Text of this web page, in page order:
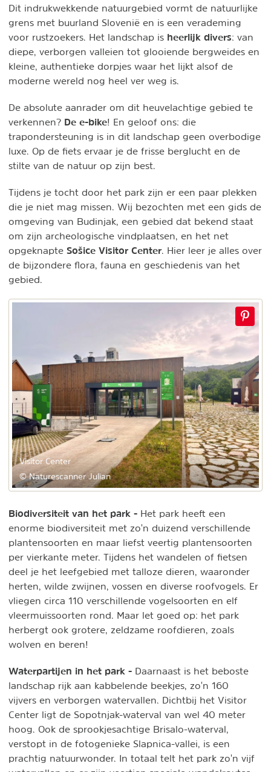
Dit indrukwekkende natuurgebied vormt de natuurlijke
grens met buurland Slovenië en is een verademing
voor rustzoekers. Het landschap is heerlijk divers: van
diepe, verborgen valleien tot glooiende bergweides en
kleine, authentieke dorpjes waar het lijkt alsof de
moderne wereld nog heel ver weg is.
De absolute aanrader om dit heuvelachtige gebied te
verkennen? De e-bike! En geloof ons: die
trapondersteuning is in dit landschap geen overbodige
luxe. Op de fiets ervaar je de frisse berglucht en de
stilte van de natuur op zijn best.
Tijdens je tocht door het park zijn er een paar plekken
die je niet mag missen. Wij bezochten met een gids de
omgeving van Budinjak, een gebied dat bekend staat
om zijn archeologische vindplaatsen, en het net
opgeknapte Sošice Visitor Center. Hier leer je alles over
de bijzondere flora, fauna en geschiedenis van het
gebied.
Visitor Center
© Naturescanner Julian
Biodiversiteit van het park - Het park heeft een
enorme biodiversiteit met zo'n duizend verschillende
plantensoorten en maar liefst veertig plantensoorten
per vierkante meter. Tijdens het wandelen of fietsen
deel je het leefgebied met talloze dieren, waaronder
herten, wilde zwijnen, vossen en diverse roofvogels. Er
vliegen circa 110 verschillende vogelsoorten en elf
vleermuissoorten rond. Maar let goed op: het park
herbergt ook grotere, zeldzame roofdieren, zoals
wolven en beren!
Waterpartijen in het park - Daarnaast is het beboste
landschap rijk aan kabbelende beekjes, zo'n 160
vijvers en verborgen watervallen. Dichtbij het Visitor
Center ligt de Sopotnjak-waterval van wel 40 meter
hoog. Ook de sprookjesachtige Brisalo-waterval,
verstopt in de fotogenieke Slapnica-vallei, is een
prachtig natuurwonder. In totaal telt het park zo'n vijf